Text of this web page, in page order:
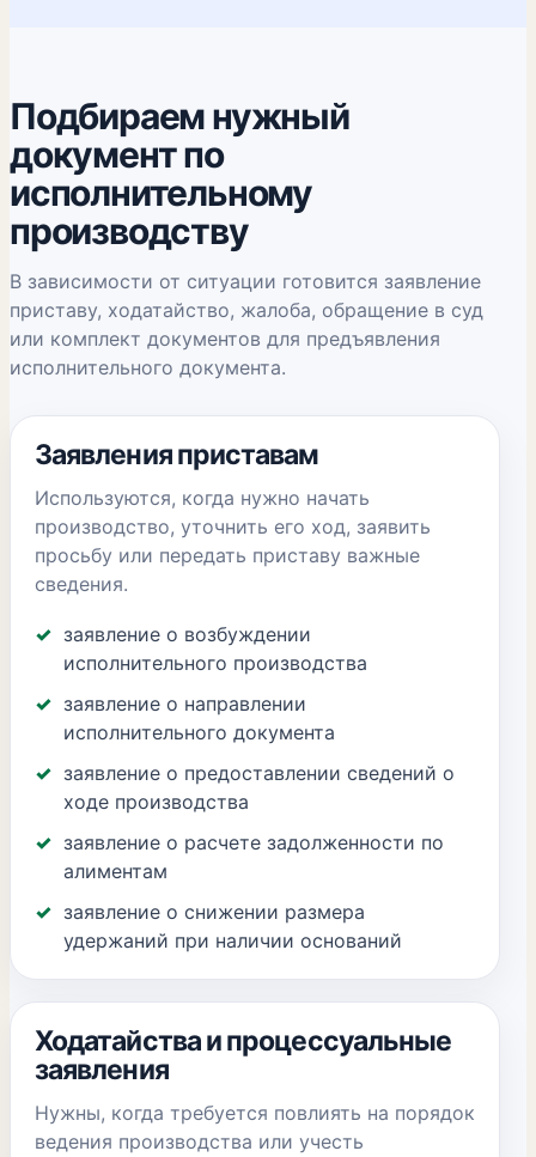
Подбираем нужный
документ по
исполнительному
производству
В зависимости от ситуации готовится заявление
приставу, ходатайство, жалоба, обращение в суд
или комплект документов для предъявления
исполнительного документа.
Заявления приставам
Используются, когда нужно начать
производство, уточнить его ход, заявить
просьбу или передать приставу важные
сведения.
заявление о возбуждении
исполнительного производства
заявление о направлении
исполнительного документа
заявление о предоставлении сведений о
ходе производства
заявление о расчете задолженности по
алиментам
заявление о снижении размера
удержаний при наличии оснований
Ходатайства и процессуальные
заявления
Нужны, когда требуется повлиять на порядок
ведения производства или учесть